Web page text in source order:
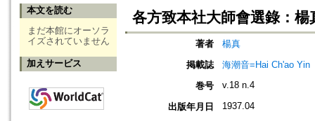
本文を読む
まだ本館にオーソラ
イズされていません
加えサービス
各方致本社大師會選錄：楊
著者
楊真
掲載誌
海潮音=Hai Ch'ao Yin
巻号
v.18 n.4
出版年月日 1937.04